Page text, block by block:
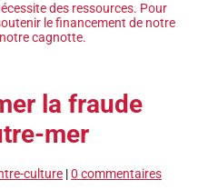
des ressources. Pour
le financement de notre
cagnotte.
la fraude
mer
culture |0 commentaires